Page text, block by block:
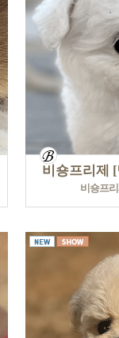
비숑프리제
비숑프